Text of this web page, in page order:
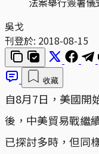
吳戈
刊登於: 2018-08-15
收藏
自8月7日，美國開
後，中美貿易戰繼
已探討多時，但同